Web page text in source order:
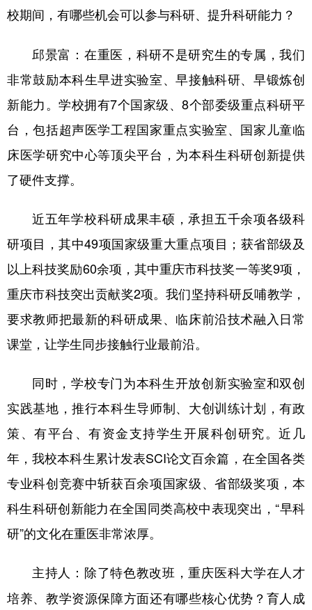
校期间，有哪些机会可以参与科研、提升科研能力？
邱景富：在重医，科研不是研究生的专属，我们
非常鼓励本科生早进实验室、早接触科研、早锻炼创
新能力。学校拥有7个国家级、8个部委级重点科研平
台，包括超声医学工程国家重点实验室、国家儿童临
床医学研究中心等顶尖平台，为本科生科研创新提供
了硬件支撑。
近五年学校科研成果丰硕，承担五千余项各级科
研项目，其中49项国家级重大重点项目；获省部级及
以上科技奖励60余项，其中重庆市科技奖一等奖9项，
重庆市科技突出贡献奖2项。我们坚持科研反哺教学，
要求教师把最新的科研成果、临床前沿技术融入日常
课堂，让学生同步接触行业最前沿。
同时，学校专门为本科生开放创新实验室和双创
实践基地，推行本科生导师制、大创训练计划，有政
策、有平台、有资金支持学生开展科创研究。近几
年，我校本科生累计发表SCI论文百余篇，在全国各类
专业科创竞赛中斩获百余项国家级、省部级奖项，本
科生科研创新能力在全国同类高校中表现突出，“早科
研”的文化在重医非常浓厚。
主持人：除了特色教改班，重庆医科大学在人才
培养、教学资源保障方面还有哪些核心优势？育人成